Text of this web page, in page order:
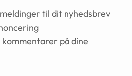
til dit nyhedsbrev
kommentarer på dine